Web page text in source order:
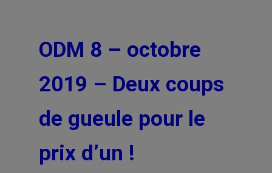
ODM 8 – octobre
2019 – Deux coups
de gueule pour le
prix d’un !